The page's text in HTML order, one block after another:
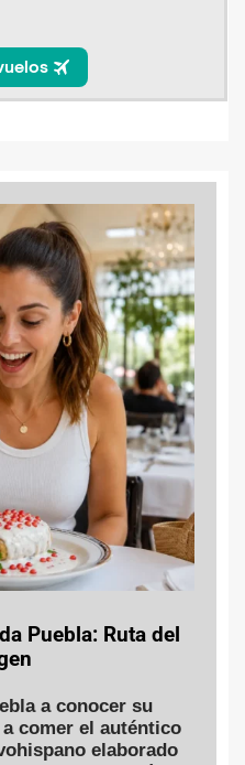
Puebla: Ruta del
a conocer su
comer el auténtico
elaborado